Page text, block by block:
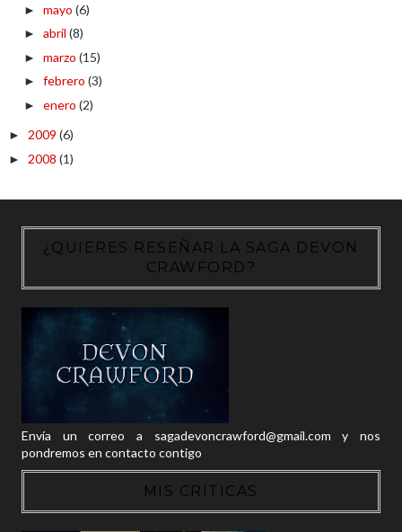
► mayo (6)
► abril (8)
► marzo (15)
► febrero (3)
► enero (2)
► 2009 (6)
► 2008 (1)
¿QUIERES RESEÑAR LA SAGA DEVON
CRAWFORD?
Envía un correo a sagadevoncrawford@gmail.com y nos
pondremos en contacto contigo
MIS CRÍTICAS